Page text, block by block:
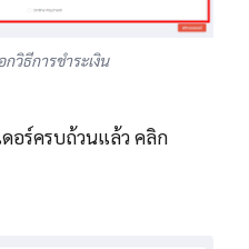
วิธีการชำระเงิน
อร์ครบถ้วนแล้ว คลิก